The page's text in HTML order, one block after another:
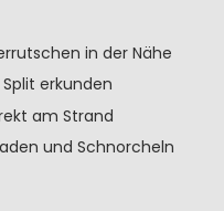
in der Nähe
erkunden
am Strand
und Schnorcheln